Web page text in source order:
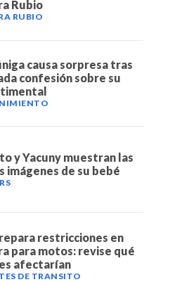
Rubio
RUBIO
causa sorpresa tras
confesión sobre su
y Yacuny muestran las
imágenes de su bebé
restricciones en
para motos: revise qué
afectarían
DE TRANSITO